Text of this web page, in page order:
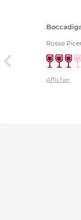
Rosso
Afficher